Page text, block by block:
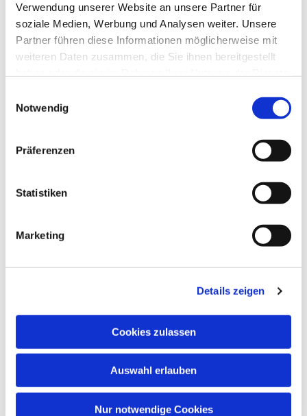
Verwendung unserer Website an unsere Partner für
soziale Medien, Werbung und Analysen weiter. Unsere
Partner führen diese Informationen möglicherweise mit
weiteren Daten zusammen, die Sie ihnen bereitgestellt
Notwendig
Präferenzen
Statistiken
Marketing
Details zeigen
Cookies zulassen
Auswahl erlauben
Nur notwendige Cookies
interessieren